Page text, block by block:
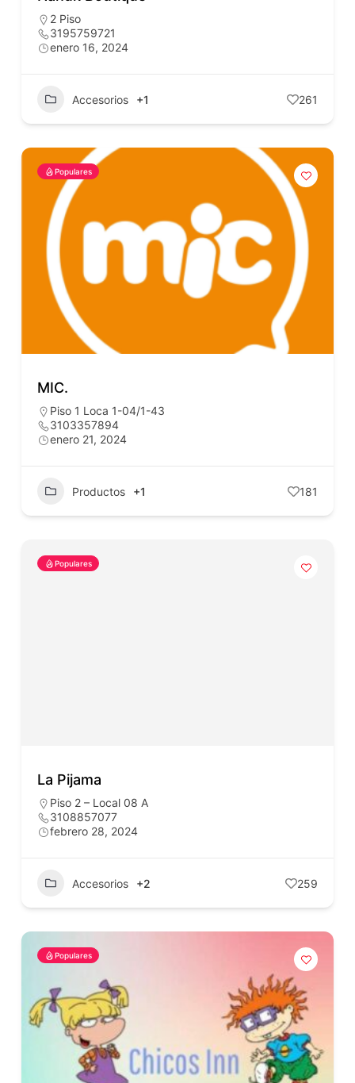
2 Piso
3195759721
enero 16, 2024
Accesorios +1 261
Populares
MIC.
Piso 1 Loca 1-04/1-43
3103357894
enero 21, 2024
Productos +1 181
Populares
La Pijama
Piso 2 – Local 08 A
3108857077
febrero 28, 2024
Accesorios +2 259
Populares